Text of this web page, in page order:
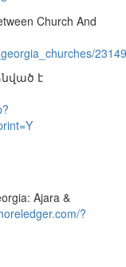
Church And
է
Ajara &
?